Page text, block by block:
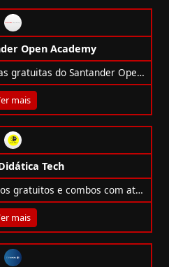
Open Academy
Descubra os cursos e bolsas gratuitas do Santander Open Academy em tecnologia, IA, idiomas, marketing e liderança.
mais
Tech
Didática Tech oferece cursos gratuitos e combos com até 560% OFF em IA, Python, R, Power BI e Machine Learning, com foco em conteúdo descomplicado.
mais